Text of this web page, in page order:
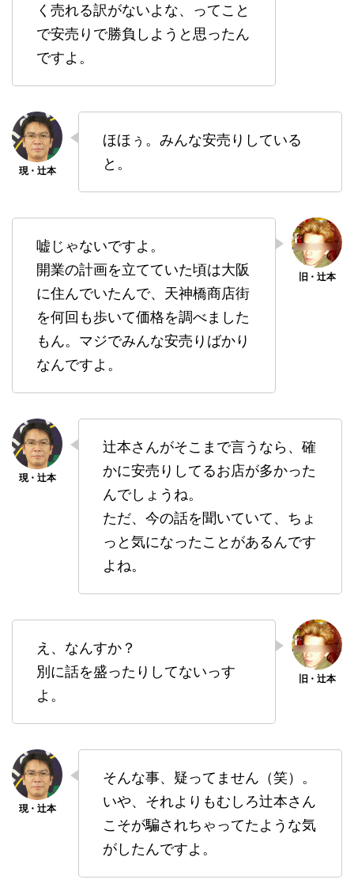
く売れる訳がないよな、ってこと
で安売りで勝負しようと思ったん
ですよ。
ほほぅ。みんな安売りしている
と。
嘘じゃないですよ。
開業の計画を立てていた頃は大阪
に住んでいたんで、天神橋商店街
を何回も歩いて価格を調べました
もん。マジでみんな安売りばかり
なんですよ。
辻本さんがそこまで言うなら、確
かに安売りしてるお店が多かった
んでしょうね。
ただ、今の話を聞いていて、ちょ
っと気になったことがあるんです
よね。
え、なんすか？
別に話を盛ったりしてないっす
よ。
そんな事、疑ってません（笑）。
いや、それよりもむしろ辻本さん
こそが騙されちゃってたような気
がしたんですよ。